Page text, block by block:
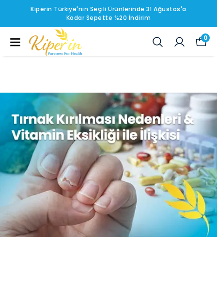
Kiperin Türkiye'nin Seçili Ürünlerinde 31 Ağustos'a
Kadar Sepette %20 İndirim
0